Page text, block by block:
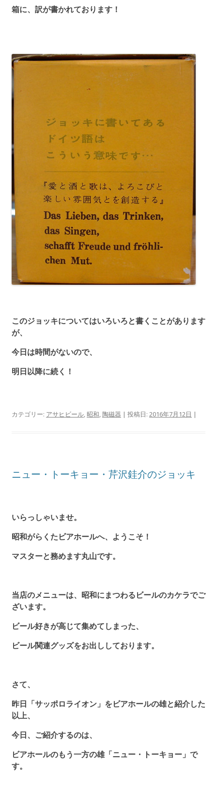
箱に、訳が書かれております！
このジョッキについてはいろいろと書くことがあります
が、
今日は時間がないので、
明日以降に続く！
カテゴリー: アサヒビール, 昭和,陶磁器 | 投稿日: 2016年7月12日 |
ニュー・トーキョー・芹沢銈介のジョッキ
いらっしゃいませ。
昭和がらくたビアホールへ、ようこそ！
マスターと務めます丸山です。
当店のメニューは、昭和にまつわるビールのカケラでご
ざいます。
ビール好きが高じて集めてしまった、
ビール関連グッズをお出ししております。
さて、
昨日「サッポロライオン」をビアホールの雄と紹介した
以上、
今日、ご紹介するのは、
ビアホールのもう一方の雄「ニュー・トーキョー」で
す。